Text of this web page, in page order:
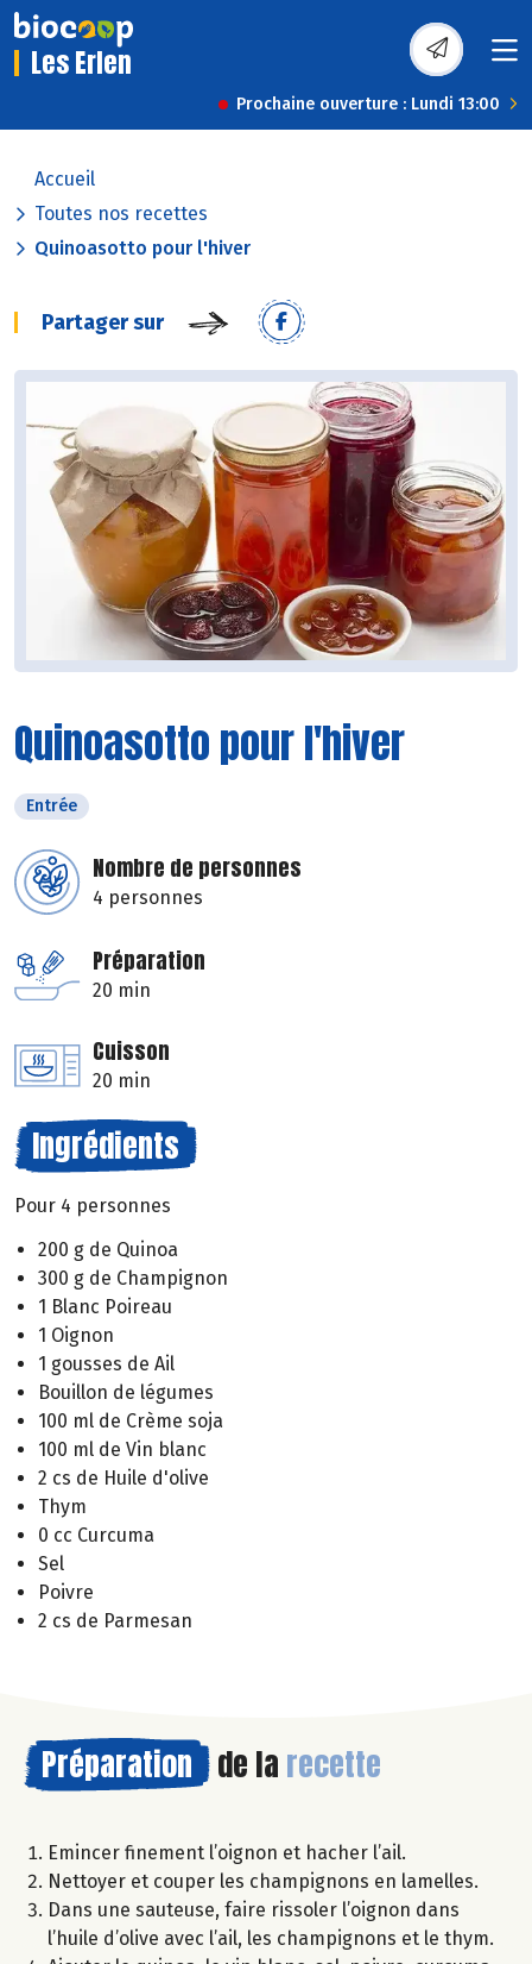
Les Erlen
Prochaine ouverture : Lundi 13:00
Accueil
Toutes nos recettes
Quinoasotto pour l'hiver
Partager sur
Quinoasotto pour l'hiver
Entrée
Nombre de personnes
4 personnes
Préparation
20 min
Cuisson
20 min
Ingrédients
Pour 4 personnes
200 g de Quinoa
300 g de Champignon
1 Blanc Poireau
1 Oignon
1 gousses de Ail
Bouillon de légumes
100 ml de Crème soja
100 ml de Vin blanc
2 cs de Huile d'olive
Thym
0 cc Curcuma
Sel
Poivre
2 cs de Parmesan
Préparation de la recette
Emincer finement l’oignon et hacher l’ail.
Nettoyer et couper les champignons en lamelles.
Dans une sauteuse, faire rissoler l’oignon dans
l’huile d’olive avec l’ail, les champignons et le thym.